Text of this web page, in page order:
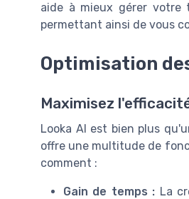
aide à mieux gérer votre
permettant ainsi de vous
Optimisation
Maximisez
Looka AI est bien plus
offre une multitude de
comment :
Gain de temps : La